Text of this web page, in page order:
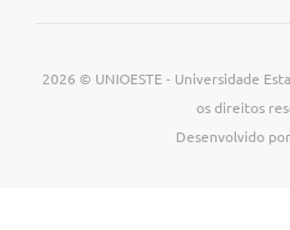
2026 © UNIOESTE - Universidade
os direitos
Desenvolvido